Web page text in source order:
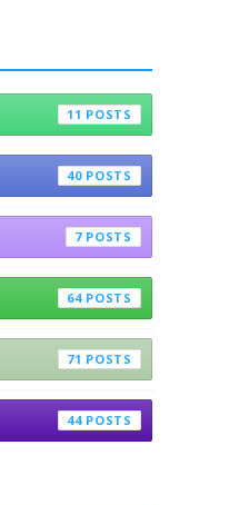
11
40
7
64
71
44